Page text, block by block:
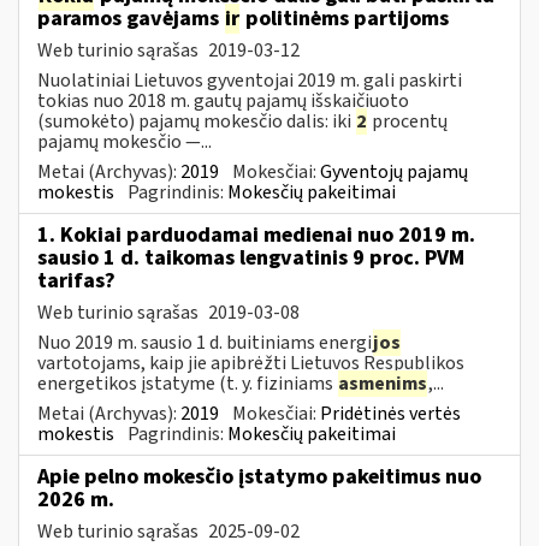
paramos gavėjams ir politinėms partijoms
Web turinio sąrašas 2019-03-12
Nuolatiniai Lietuvos gyventojai 2019 m. gali paskirti
tokias nuo 2018 m. gautų pajamų išskaičiuoto
(sumokėto) pajamų mokesčio dalis: iki 2 procentų
pajamų mokesčio —...
Metai (Archyvas): 2019 Mokesčiai:Gyventojų pajamų
mokestis Pagrindinis: Mokesčių pakeitimai
1. Kokiai parduodamai medienai nuo 2019 m.
sausio 1 d. taikomas lengvatinis 9 proc. PVM
tarifas?
Web turinio sąrašas 2019-03-08
Nuo 2019 m. sausio 1 d. buitiniams energijos
vartotojams, kaip jie apibrėžti Lietuvos Respublikos
energetikos įstatyme (t. y. fiziniams asmenims,...
Metai (Archyvas): 2019 Mokesčiai: Pridėtinės vertės
mokestis Pagrindinis: Mokesčių pakeitimai
Apie pelno mokesčio įstatymo pakeitimus nuo
2026 m.
Web turinio sąrašas 2025-09-02